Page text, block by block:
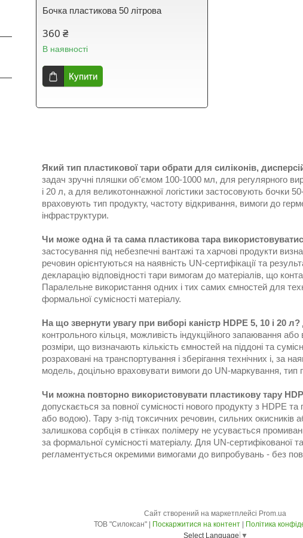
Бочка пластикова 50 літрова
360 ₴
В наявності
Купити
Який тип пластикової тари обрати для силіконів,
задач зручні пляшки об'ємом 100-1000 мл, для регулярного
і 20 л, а для великотоннажної логістики застосовують
враховують тип продукту, частоту відкривання, вимоги до
інфраструктури.
Чи може одна й та сама пластикова тара
застосування під небезпечні вантажі та харчові продукти
речовин орієнтуються на наявність UN-сертифікації та
декларацію відповідності тари вимогам до матеріалів, що
Паралельне використання одних і тих самих ємностей для
формальної сумісності матеріалу.
На що звернути увагу при виборі каністр HDPE 5, 10 і 20 л?
контрольного кільця, можливість індукційного запаювання
розміри, що визначають кількість ємностей на піддоні та
розраховані на транспортування і зберігання технічних і, за
модель, доцільно враховувати вимоги до UN-маркування, тип
Чи можна повторно використовувати пластикову тару
допускається за повної сумісності нового продукту з HDPE
або водою). Тару з-під токсичних речовин, сильних
залишкова сорбція в стінках полімеру не усувається
за формальної сумісності матеріалу. Для UN-сертифікованої
регламентується окремими вимогами до випробувань - без
Сайт створений на маркетплейсі Prom.ua
Поскаржитися на контент
Політика
Select Language ▼